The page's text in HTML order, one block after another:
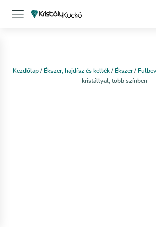
Kezdőlap/ Ékszer, hajdísz és kellék/ Ékszer/
kristállyal, több színben